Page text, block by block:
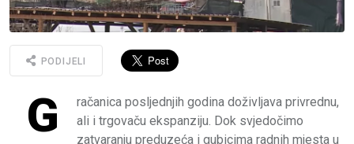
PODIJELI
G
račanica posljednjih godina doživljava privrednu,
ali i trgovaču ekspanziju. Dok svjedočimo
zatvaranju preduzeća i gubicima radnih mjesta u